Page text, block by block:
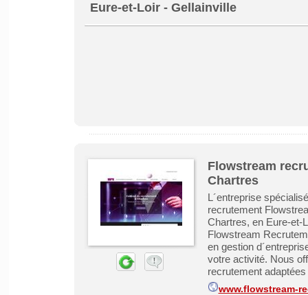
Eure-et-Loir - Gellainville
Flowstream
Chartres
L´entreprise
recrutement
Chartres, en Eure-et-
Flowstream
en gestion
votre activité. Nous
recrutement
www.flowstream-